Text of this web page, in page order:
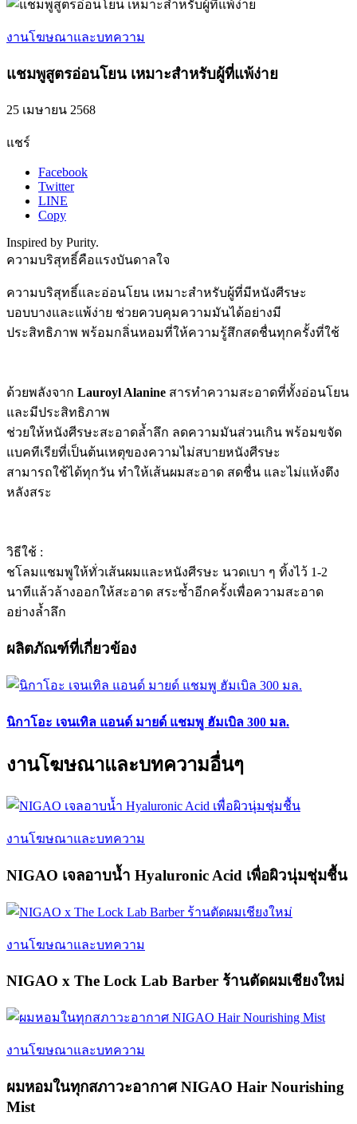
งานโฆษณาและบทความ
แชมพูสูตรอ่อนโยน เหมาะสำหรับผู้ที่แพ้ง่าย
25 เมษายน 2568
แชร์
Facebook
Twitter
LINE
Copy
Inspired by Purity.
ความบริสุทธิ์คือแรงบันดาลใจ
ความบริสุทธิ์และอ่อนโยน เหมาะสำหรับผู้ที่มีหนังศีรษะ
บอบบางและแพ้ง่าย ช่วยควบคุมความมันได้อย่างมี
ประสิทธิภาพ พร้อมกลิ่นหอมที่ให้ความรู้สึกสดชื่นทุกครั้งที่ใช้
ด้วยพลังจาก Lauroyl Alanine สารทำความสะอาดที่ทั้งอ่อนโยน
และมีประสิทธิภาพ
ช่วยให้หนังศีรษะสะอาดล้ำลึก ลดความมันส่วนเกิน พร้อมขจัด
แบคทีเรียที่เป็นต้นเหตุของความไม่สบายหนังศีรษะ
สามารถใช้ได้ทุกวัน ทำให้เส้นผมสะอาด สดชื่น และไม่แห้งตึง
หลังสระ
วิธีใช้ :
ชโลมแชมพูให้ทั่วเส้นผมและหนังศีรษะ นวดเบา ๆ ทิ้งไว้ 1-2
นาทีแล้วล้างออกให้สะอาด สระซ้ำอีกครั้งเพื่อความสะอาด
อย่างล้ำลึก
ผลิตภัณฑ์ที่เกี่ยวข้อง
นิกาโอะ เจนเทิล แอนด์ มายด์ แชมพู ฮัมเบิล 300 มล.
งานโฆษณาและบทความอื่นๆ
งานโฆษณาและบทความ
NIGAO เจลอาบน้ำ Hyaluronic Acid เพื่อผิวนุ่มชุ่มชื้น
งานโฆษณาและบทความ
NIGAO x The Lock Lab Barber ร้านตัดผมเชียงใหม่
งานโฆษณาและบทความ
ผมหอมในทุกสภาวะอากาศ NIGAO Hair Nourishing
Mist